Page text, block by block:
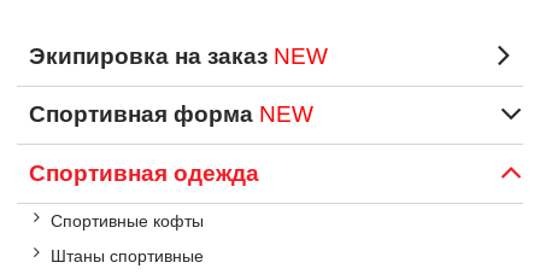
Экипировка на заказ NEW
Спортивная форма NEW
Спортивная одежда
Спортивные кофты
Штаны спортивные